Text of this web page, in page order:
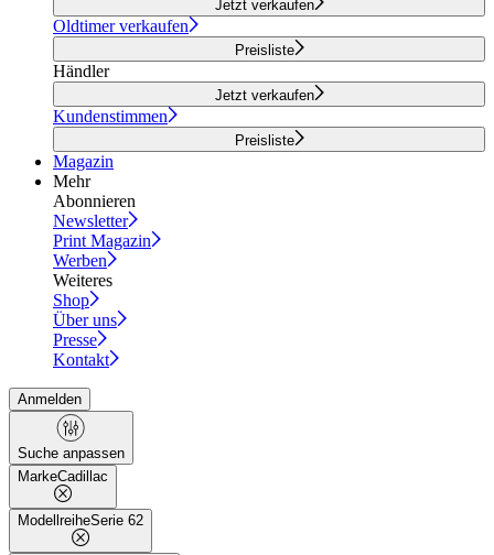
Jetzt verkaufen
Oldtimer verkaufen
Preisliste
Händler
Jetzt verkaufen
Kundenstimmen
Preisliste
Magazin
Mehr
Abonnieren
Newsletter
Print Magazin
Werben
Weiteres
Shop
Über uns
Presse
Kontakt
Anmelden
Suche anpassen
MarkeCadillac
ModellreiheSerie 62